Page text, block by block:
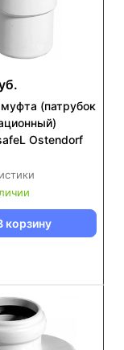
(патрубок
Ostendorf
корзину